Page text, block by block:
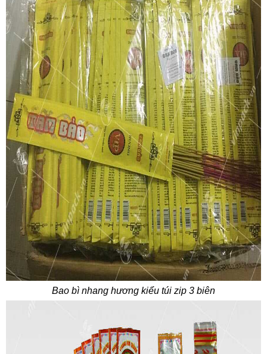
Bao bì nhang hương kiểu túi zip 3 biên